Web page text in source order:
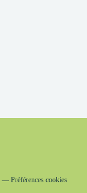
Préférences cookies